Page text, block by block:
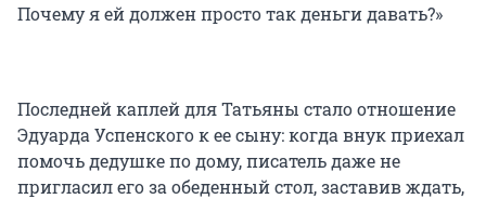
Почему я ей должен просто так деньги давать?»
Последней каплей для Татьяны стало отношение
Эдуарда Успенского к ее сыну: когда внук приехал
помочь дедушке по дому, писатель даже не
пригласил его за обеденный стол, заставив ждать,